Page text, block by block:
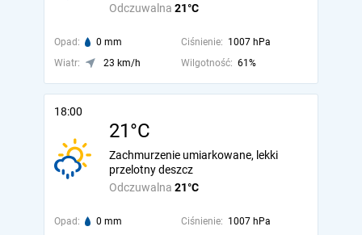
Odczuwalna 21°C
Opad: 0 mm Ciśnienie: 1007 hPa
Wiatr:
23 km/h Wilgotność: 61%
18:00
21°C
Odczuwalna 21°C
Zachmurzenie umiarkowane, lekki
przelotny deszcz
Opad: 0 mm Ciśnienie: 1007 hPa